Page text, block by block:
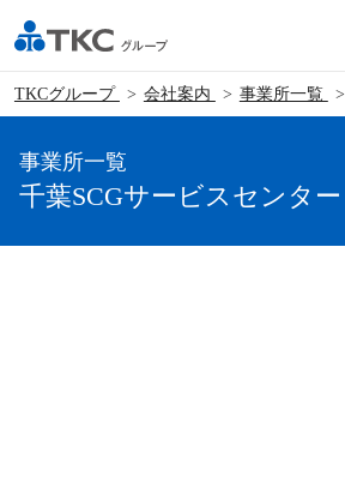
TKCグループ 会社案内 事業所一覧
事業所一覧
千葉SCGサービスセンター